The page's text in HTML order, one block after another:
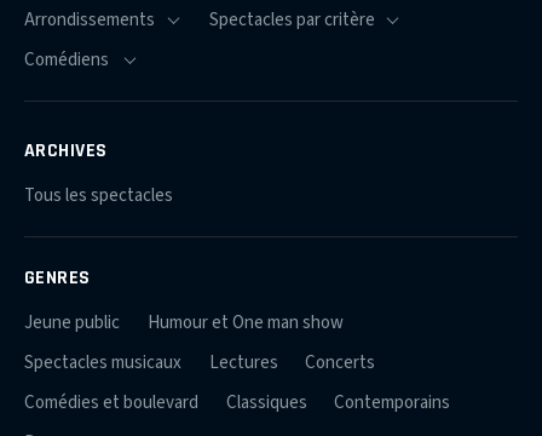
ARCHIVES
Tous les spectacles
GENRES
Jeune public
Humour et One man show
Spectacles musicaux
Lectures
Concerts
Comédies et boulevard
Classiques
Contemporains